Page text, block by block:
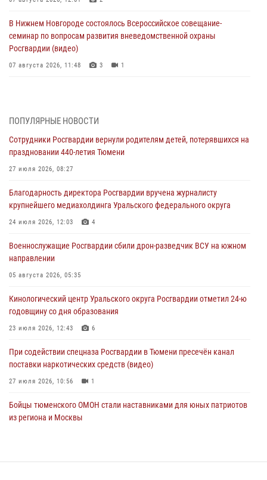
В Нижнем Новгороде состоялось Всероссийское совещание-
семинар по вопросам развития вневедомственной охраны
Росгвардии (видео)
07 августа 2026, 11:48 3 1
07 августа 2026, 10:57 5
Память военнослужащих, погибших в разные годы при исполнении
воинского долга, почтили в кинологическом центре Уральского
округа Росгвардии
Росгвардейцы в Тюменской области знакомят детей со своей
службой и напоминают о мерах безопасности
Росгвардейцы приняли участие в фотопроекте «Прогуляемся по
Тюменской области» в рамках акции «Храним огонь Победы»
Росгвардейцы в Тюменской области почтили память генерала
армии Ивана Кирилловича Яковлева
ПОПУЛЯРНЫЕ НОВОСТИ
Сотрудники Росгвардии вернули родителям детей, потерявшихся на
праздновании 440-летия Тюмени
27 июля 2026, 08:27
Благодарность директора Росгвардии вручена журналисту
крупнейшего медиахолдинга Уральского федерального округа
24 июля 2026, 12:03 4
Военнослужащие Росгвардии сбили дрон-разведчик ВСУ на южном
направлении
05 августа 2026, 05:35
Кинологический центр Уральского округа Росгвардии отметил 24-ю
годовщину со дня образования
23 июля 2026, 12:43 6
При содействии спецназа Росгвардии в Тюмени пресечён канал
поставки наркотических средств (видео)
27 июля 2026, 10:56 1
Бойцы тюменского ОМОН стали наставниками для юных патриотов
из региона и Москвы